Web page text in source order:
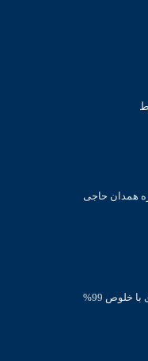
همدان حاجی
خلوص 99%